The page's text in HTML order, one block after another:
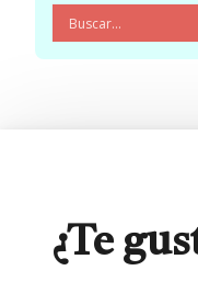
¿Te